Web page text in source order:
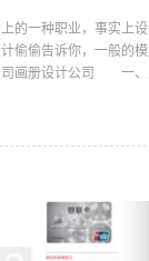
一种职业，事实上设
偷偷告诉你，一般的
司画册设计公司 一
行空的思维，但是那种
计出的作品才是双赢